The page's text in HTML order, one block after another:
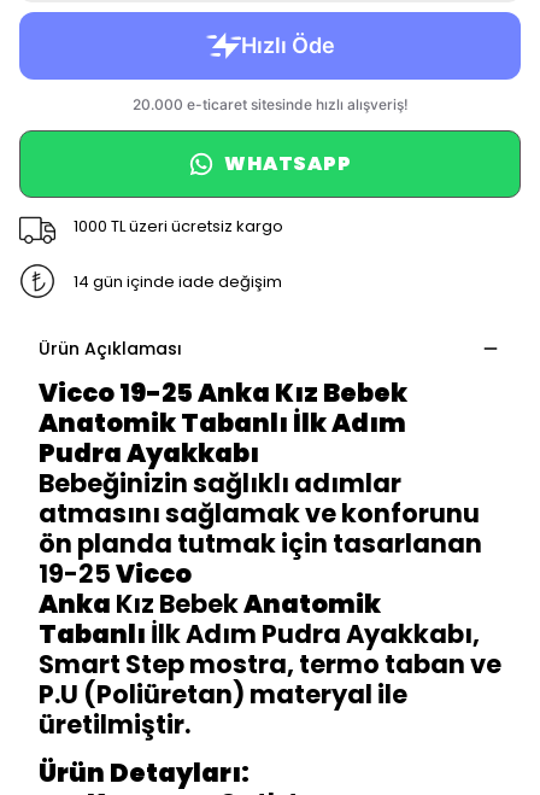
WHATSAPP
1000 TL üzeri ücretsiz kargo
14 gün içinde iade değişim
Ürün Açıklaması
Vicco 19-25 Anka Kız Bebek
Anatomik Tabanlı İlk Adım
Pudra Ayakkabı
Bebeğinizin sağlıklı adımlar
atmasını sağlamak ve konforunu
ön planda tutmak için tasarlanan
19-25Vicco
Anka Kız BebekAnatomik
Tabanlı İlk Adım Pudra Ayakkabı,
Smart Step mostra, termo taban ve
P.U (Poliüretan) materyal ile
üretilmiştir.
Ürün Detayları: